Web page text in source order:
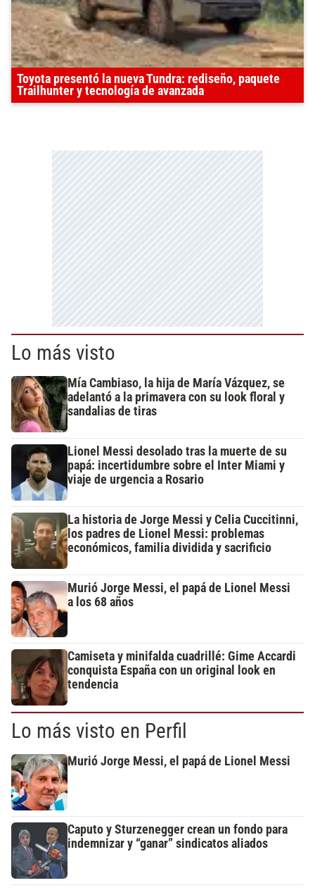
Toyota presentó la nueva Tundra: rediseño, paquete
Trailhunter y tecnología de avanzada
Lo más visto
Mía Cambiaso, la hija de María Vázquez, se
adelantó a la primavera con su look floral y
sandalias de tiras
Lionel Messi desolado tras la muerte de su
papá: incertidumbre sobre el Inter Miami y
viaje de urgencia a Rosario
La historia de Jorge Messi y Celia Cuccitinni,
los padres de Lionel Messi: problemas
económicos, familia dividida y sacrificio
Murió Jorge Messi, el papá de Lionel Messi
a los 68 años
Camiseta y minifalda cuadrillé: Gime Accardi
conquista España con un original look en
tendencia
Lo más visto en Perfil
Murió Jorge Messi, el papá de Lionel Messi
Caputo y Sturzenegger crean un fondo para
indemnizar y “ganar” sindicatos aliados